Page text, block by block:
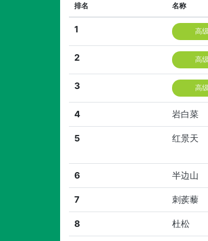
排名 名称
1 高
2 高
3 高
4 岩白菜
5 红景天
6 半边山
7 刺蒺藜
8 杜松